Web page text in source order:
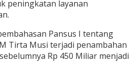
peningkatan layanan
Pansus I tentang
Tirta Musi terjadi penambahan
Rp 450 Miliar menjadi